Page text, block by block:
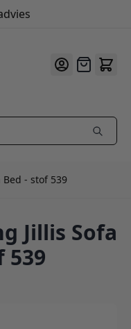
€50,-
9.2/10
Offerte
- stof 539
Jillis Sofa
539